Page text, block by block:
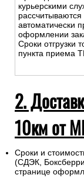
курьерскими
рассчитываются
автоматически
оформлении
Сроки отгрузки
пункта приема
2.
10км от
Сроки и
(СДЭК,
странице